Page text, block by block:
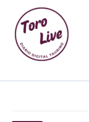
contenido